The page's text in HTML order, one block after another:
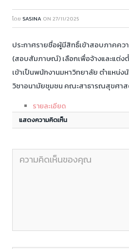
โดย SASINA ON 27/11/2025
ประกาศรายชื่อผู้มีสิทธิ์เข้าสอบภาคคว
(สอบสัมภาษณ์) เลือกเพื่อจ้างและแต่ง
เข้าเป็นพนักงานมหาวิทยาลัย ตำแหน่
วิชาอนามัยชุมชน คณะสาธารณสุขศา
รายละเอียด
แสดงความคิดเห็น